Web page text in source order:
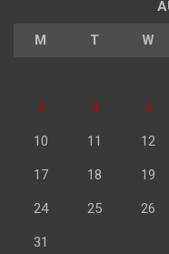
M T W
3 4 5
10 11 12
17 18 19
24 25 26
31